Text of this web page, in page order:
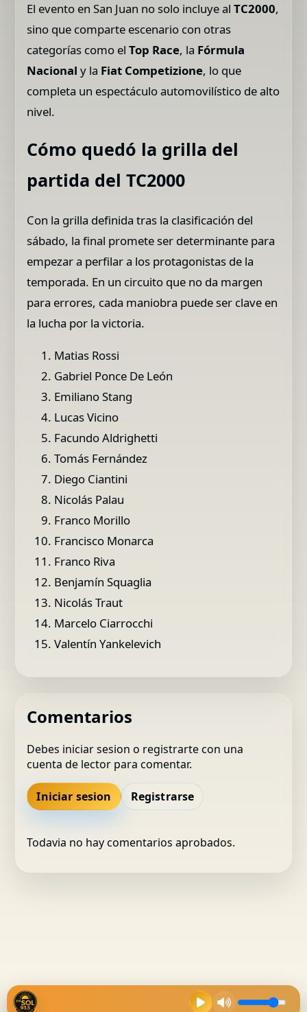
El evento en San Juan no solo incluye alTC2000,
sino que comparte escenario con otras
categorías como elTop Race, la Fórmula
Nacional y la Fiat Competizione, lo que
completa un espectáculo automovilístico de alto
nivel.
Cómo quedó la grilla del
partida del TC2000
Con la grilla definida tras la clasificación del
sábado, la final promete ser determinante para
empezar a perfilar a los protagonistas de la
temporada. En un circuito que no da margen
para errores, cada maniobra puede ser clave en
la lucha por la victoria.
Matias Rossi
Gabriel Ponce De León
Emiliano Stang
Lucas Vicino
Facundo Aldrighetti
Tomás Fernández
Diego Ciantini
Nicolás Palau
Franco Morillo
Francisco Monarca
Franco Riva
Benjamín Squaglia
Nicolás Traut
Marcelo Ciarrocchi
Valentín Yankelevich
Comentarios
Debes iniciar sesion o registrarte con una
cuenta de lector para comentar.
Iniciar sesion Registrarse
Todavia no hay comentarios aprobados.